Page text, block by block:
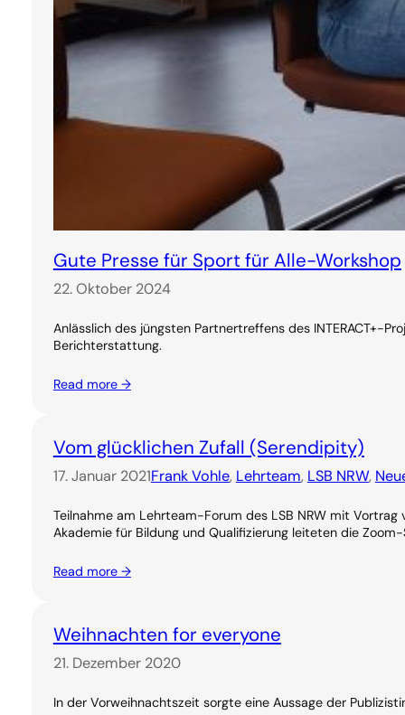
Gute Presse für Sport für Alle-Workshop
22. Oktober 2024
Anlässlich des jüngsten Partnertreffens des INTERACT+-
Berichterstattung.
Read more →
Vom glücklichen Zufall (Serendipity)
17. Januar 2021Frank Vohle, Lehrteam, LSB NRW,
Teilnahme am Lehrteam-Forum des LSB NRW mit
Akademie für Bildung und Qualifizierung leiteten die
Read more →
Weihnachten for everyone
21. Dezember 2020
In der Vorweihnachtszeit sorgte eine Aussage der